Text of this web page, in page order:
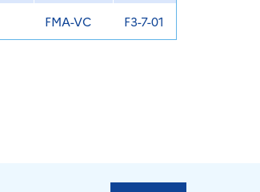
FMA-VC F3-7-01